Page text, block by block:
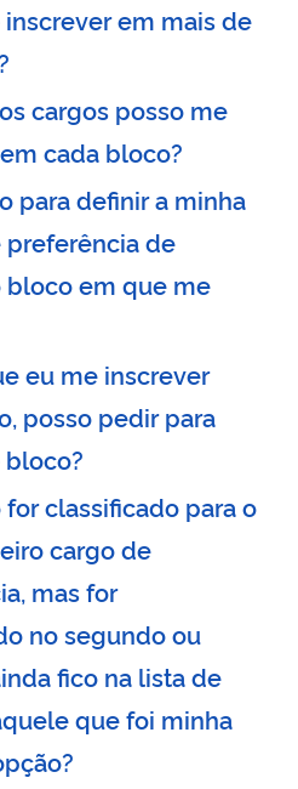
inscrever em mais de
cargos posso me
cada bloco?
para definir a minha
de
bloco em que me
eu me inscrever
posso pedir para
for classificado para o
cargo de
mas for
no segundo ou
fico na lista de
que foi minha